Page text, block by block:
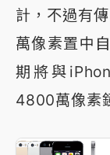
計，不過有
萬像素置中
期將與
4800萬像素